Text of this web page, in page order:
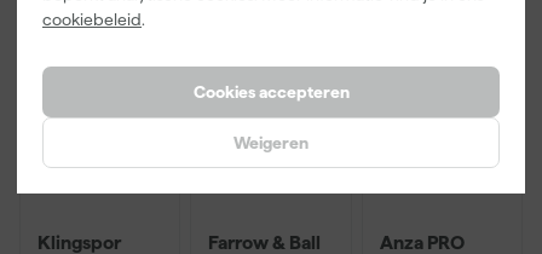
cookiebeleid.
Cookies accepteren
Weigeren
Klingspor
Farrow & Ball
Anza PRO